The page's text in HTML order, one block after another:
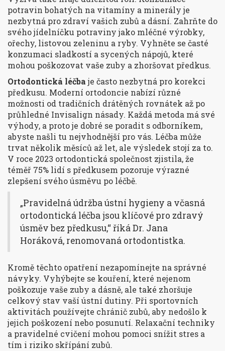
potravin bohatých na vitamíny a minerály je
nezbytná pro zdraví vašich zubů a dásní. Zahrňte do
svého jídelníčku potraviny jako mléčné výrobky,
ořechy, listovou zeleninu a ryby. Vyhněte se časté
konzumaci sladkostí a sycených nápojů, které
mohou poškozovat vaše zuby a zhoršovat předkus.
Ortodontická léčbaje často nezbytná pro korekci
předkusu. Moderní ortodoncie nabízí různé
možnosti od tradičních drátěných rovnátek až po
průhledné Invisalign násady. Každá metoda má své
výhody, a proto je dobré se poradit s odborníkem,
abyste našli tu nejvhodnější pro vás. Léčba může
trvat několik měsíců až let, ale výsledek stojí za to.
V roce 2023 ortodontická společnost zjistila, že
téměř 75% lidí s předkusem pozoruje výrazné
zlepšení svého úsměvu po léčbě.
„Pravidelná údržba ústní hygieny a včasná
ortodontická léčba jsou klíčové pro zdravý
úsměv bez předkusu,“ říká Dr. Jana
Horáková, renomovaná ortodontistka.
Kromě těchto opatření nezapomínejte na správné
návyky. Vyhýbejte se kouření, které nejenom
poškozuje vaše zuby a dásně, ale také zhoršuje
celkový stav vaší ústní dutiny. Při sportovních
aktivitách používejte chránič zubů, aby nedošlo k
jejich poškození nebo posunutí. Relaxační techniky
a pravidelné cvičení mohou pomoci snížit stres a
tím i riziko skřípání zubů.